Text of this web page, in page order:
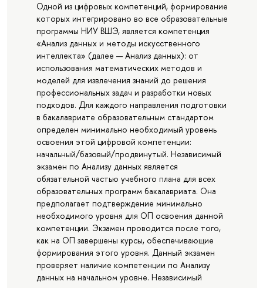
Одной из цифровых компетенций, формирование
которых интегрировано во все образовательные
программы НИУ ВШЭ, является компетенция
«Анализ данных и методы искусственного
интеллекта» (далее — Анализ данных): от
использования математических методов и
моделей для извлечения знаний до решения
профессиональных задач и разработки новых
подходов. Для каждого направления подготовки
в бакалавриате образовательным стандартом
определен минимально необходимый уровень
освоения этой цифровой компетенции:
начальный/базовый/продвинутый. Независимый
экзамен по Анализу данных является
обязательной частью учебного плана для всех
образовательных программ бакалавриата. Она
предполагает подтверждение минимально
необходимого уровня для ОП освоения данной
компетенции. Экзамен проводится после того,
как на ОП завершены курсы, обеспечивающие
формирования этого уровня. Данный экзамен
проверяет наличие компетенции по Анализу
данных на начальном уровне. Независимый